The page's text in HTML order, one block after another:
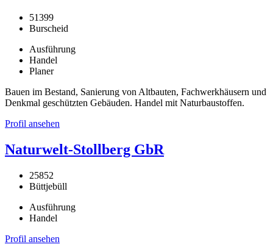
51399
Burscheid
Ausführung
Handel
Planer
Bauen im Bestand, Sanierung von Altbauten, Fachwerkhäusern und
Denkmal geschützten Gebäuden. Handel mit Naturbaustoffen.
Profil ansehen
Naturwelt-Stollberg GbR
25852
Büttjebüll
Ausführung
Handel
Profil ansehen